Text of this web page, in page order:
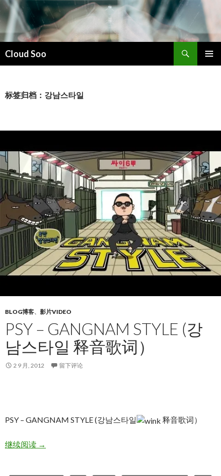
Cloud Soo
索
文
标签归档：강남스타일
BLOG博客、 影片VIDEO
PSY – GANGNAM STYLE (강
남스타일 释音歌词）
2 9 月, 2012 留下评论
PSY – GANGNAM STYLE (강남스타일 释音歌词）
继续阅读PSY – GANGNAM STYLE (강남스타일 释音歌词）
→